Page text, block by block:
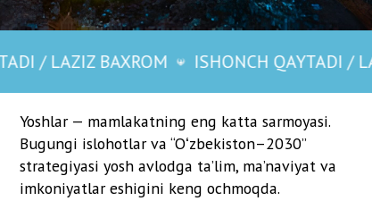
ISHONCH QAYTADI / LAZIZ BAXROM
Kitob va ma’rifat — yoshlarni vatanparvarlik,
raqamli bilimlar esa ularni global raqobatga
tayyorlaydi.
Oliy ta’limda tyutorlik tizimi, psixolog va
tarbiyachi-pedagoglarning kengaytirilishi,
profilaktika inspektorlari joriy etilishi — bular
yoshlar muammolarini erta aniqlash va hal